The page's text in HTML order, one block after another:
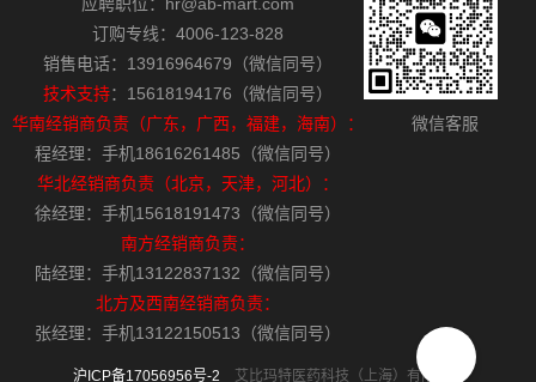
订购专线：4006-123-828
销售电话：13916964679（微信同号）
技术支持：15618194176（微信同号）
华南经销商负责（广东，广西，福建，海南）：
程经理：手机18616261485（微信同号）
华北经销商负责（北京，天津，河北）：
徐经理：手机15618191473（微信同号）
南方经销商负责：
陆经理：手机13122837132（微信同号）
北方及西南经销商负责：
张经理：手机13122150513（微信同号）
微信客服
沪ICP备17056956号-2 艾比玛特医药科技（上海）有限公司